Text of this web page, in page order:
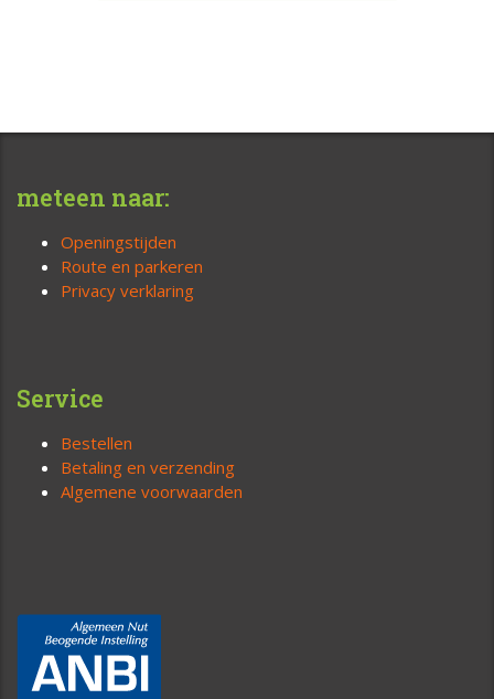
meteen naar:
Openingstijden
Route en parkeren
Privacy verklaring
Service
Bestellen
Betaling en verzending
Algemene voorwaarden